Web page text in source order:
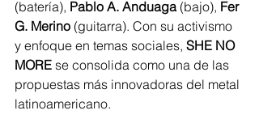
(batería), Pablo A. Anduaga (bajo), Fer
G. Merino (guitarra). Con su activismo
y enfoque en temas sociales, SHE NO
MORE se consolida como una de las
propuestas más innovadoras del metal
latinoamericano.